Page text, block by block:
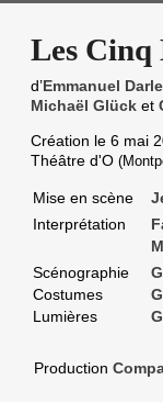
Les Cinq
d’Emmanuel
Michaël Glück et
Création le 6 mai
Théâtre d'O
Mise en scène
Interprétation
Scénographie
Costumes
Lumières
Production